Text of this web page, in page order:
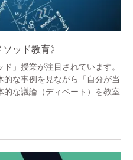
ッド教育》
」授業が注目されています。
な事例を見ながら「自分が当
な議論（ディベート）を教室